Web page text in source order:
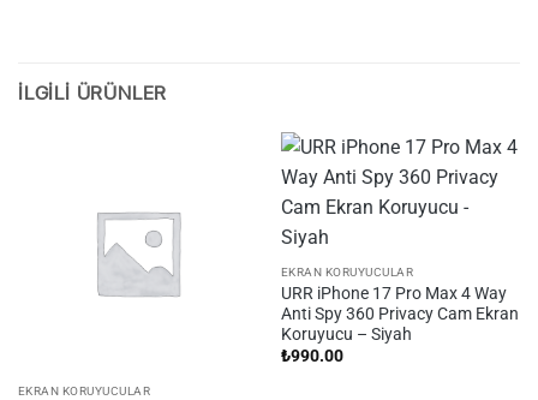
İLGILI ÜRÜNLER
EKRAN KORUYUCULAR
EKRAN KORUYUCULAR
URR iPhone 17 Pro Max 4 Way
Anti Spy 360 Privacy Cam Ekran
Koruyucu – Siyah
₺990.00